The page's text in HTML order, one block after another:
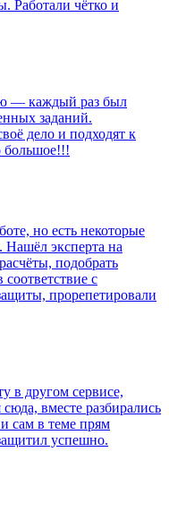
Работали чётко и
— каждый раз был
заданий.
дело и подходят к
большое!!!
но есть некоторые
Нашёл эксперта на
подобрать
с
прорепетировали
в другом сервисе,
вместе разбирались
сам в теме прям
успешно.